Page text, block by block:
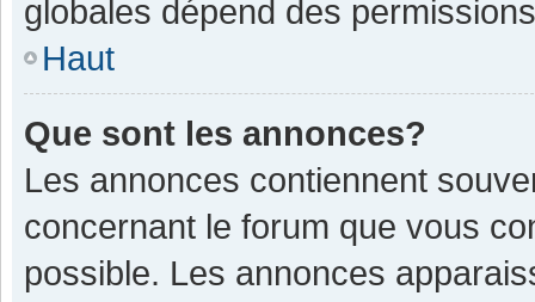
globales dépend des
Haut
Que sont les annonces?
Les annonces contiennent
concernant le forum que vous
possible. Les annonces